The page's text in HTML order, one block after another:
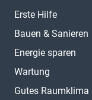
Erste Hilfe
Bauen & Sanieren
Energie sparen
Wartung
Gutes Raumklima